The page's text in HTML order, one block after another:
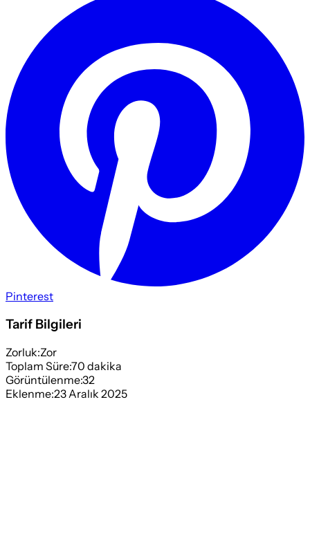
Pinterest
Tarif Bilgileri
Zorluk:Zor
Toplam Süre:70 dakika
Görüntülenme:32
Eklenme:23 Aralık 2025